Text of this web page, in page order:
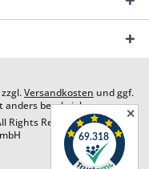
Versandkosten und ggf.
beschrieben
Reserved. Design by
✕